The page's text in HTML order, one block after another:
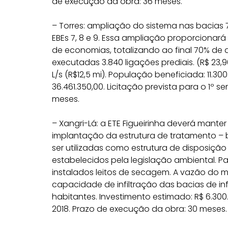
– Torres: ampliação do sistema nas bacias
EBEs 7, 8 e 9. Essa ampliação
de economias, totalizando ao final 70%
executadas 3.840 ligações prediais. (R$
L/s (R$12,5 mi). População beneficiada:
36.461.350,00. Licitação prevista para o 1º
meses.
– Xangri-Lá: a ETE Figueirinha deverá
implantação da estrutura de tratamento –
ser utilizadas como estrutura de
estabelecidos pela legislação ambiental.
instalados leitos de secagem. A vazão do
capacidade de infiltração das bacias de
habitantes. Investimento estimado: R$
2018. Prazo de execução da obra: 30 meses.